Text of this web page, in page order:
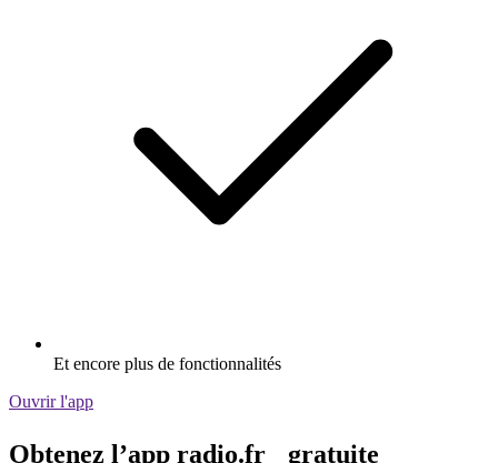
Et encore plus de fonctionnalités
Ouvrir l'app
Obtenez l’app radio.fr gratuite